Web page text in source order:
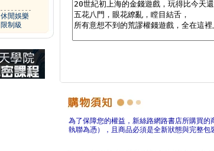
休閒娛樂
限制級
為了保障您的權益，新絲路網路書店所購買
執聯為憑），且商品必須是全新狀態與完整包